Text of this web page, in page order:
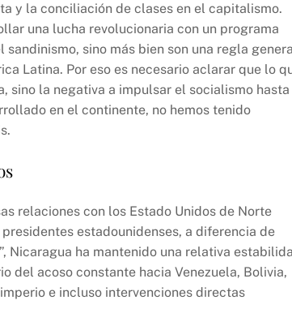
y la conciliación de clases en el capitalismo.
una lucha revolucionaria con un programa
sino más bien son una regla
Latina. Por eso es necesario aclarar que lo
sino la negativa a impulsar el socialismo hasta
en el continente, no hemos tenido
relaciones con los Estado Unidos de Norte
estadounidenses, a diferencia de
Nicaragua ha mantenido una relativa
del acoso constante hacia Venezuela, Bolivia,
e incluso intervenciones directas